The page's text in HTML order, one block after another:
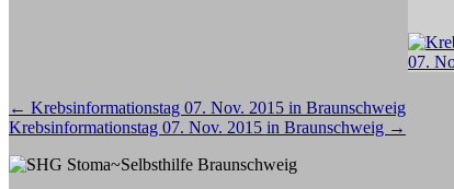
Beitragsnavigation
← Krebsinformationstag 07. Nov. 2015 in Braunschweig
Krebsinformationstag 07. Nov. 2015 in Braunschweig →